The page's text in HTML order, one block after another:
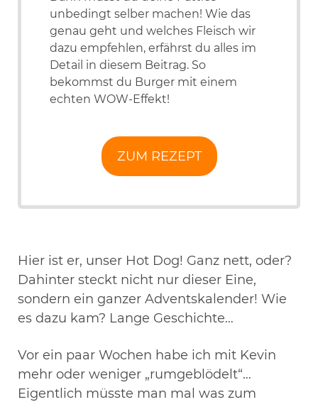
unbedingt selber machen! Wie das
genau geht und welches Fleisch wir
dazu empfehlen, erfährst du alles im
Detail in diesem Beitrag. So
bekommst du Burger mit einem
echten WOW-Effekt!
ZUM REZEPT
Hier ist er, unser Hot Dog! Ganz nett, oder?
Dahinter steckt nicht nur dieser Eine,
sondern ein ganzer Adventskalender! Wie
es dazu kam? Lange Geschichte…
Vor ein paar Wochen habe ich mit Kevin
mehr oder weniger „rumgeblödelt“…
Eigentlich müsste man mal was zum